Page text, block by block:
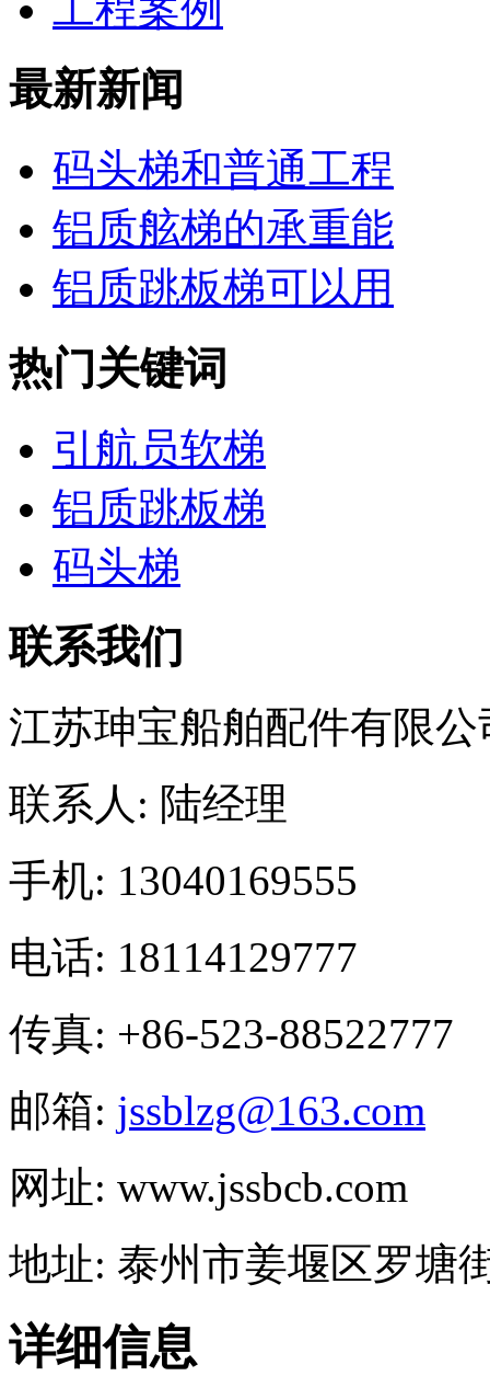
最新新闻
码头梯和普通工程
铝质舷梯的承重能
铝质跳板梯可以用
热门关键词
引航员软梯
铝质跳板梯
码头梯
联系我们
江苏珅宝船舶配件有限公
联系人: 陆经理
手机: 13040169555
电话: 18114129777
传真: +86-523-88522777
邮箱: jssblzg@163.com
网址: www.jssbcb.com
地址: 泰州市姜堰区罗塘
详细信息